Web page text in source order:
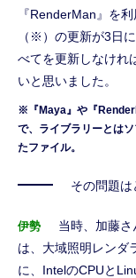
『RenderMan』を
（※）の更新が3日
べてを更新しなけれ
いと思いました。
※『Maya』や『
で、ライブラリーとは
たファイル。
その問題
伊勢
当時、加藤
は、大域照明レンダ
に、IntelのCPUと